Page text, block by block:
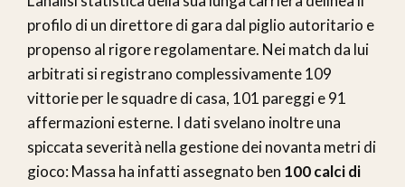
profilo di un direttore di gara dal piglio autoritario e
propenso al rigore regolamentare. Nei match da lui
arbitrati si registrano complessivamente 109
vittorie per le squadre di casa, 101 pareggi e 91
affermazioni esterne. I dati svelano inoltre una
spiccata severità nella gestione dei novanta metri di
gioco: Massa ha infatti assegnato ben 100 calci di